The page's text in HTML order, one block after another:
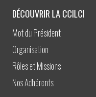
DÉCOUVRIR LA CCILCI
Mot du Président
Organisation
Rôles et Missions
Nos Adhérents